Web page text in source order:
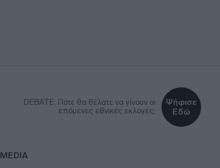
DEBATE: Πότε θα θέλατε να γίνουν οι
επόμενες εθνικές εκλογές;
Ψήφισε
Εδώ
MEDIA